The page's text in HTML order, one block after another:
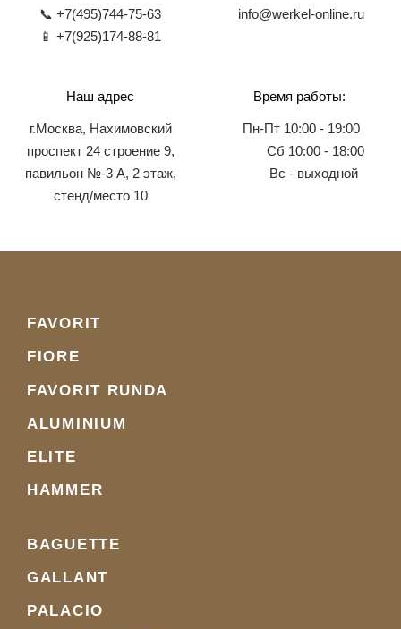
📞 +7(495)744-75-63
📱 +7(925)174-88-81
info@werkel-online.ru
Наш адрес
г.Москва, Нахимовский
проспект 24 строение 9,
павильон №-3 А, 2 этаж,
стенд/место 10
Время работы:
Пн-Пт 10:00 - 19:00
Сб 10:00 - 18:00
Вс - выходной
FAVORIT
FIORE
FAVORIT RUNDA
ALUMINIUM
ELITE
HAMMER
BAGUETTE
GALLANT
PALACIO